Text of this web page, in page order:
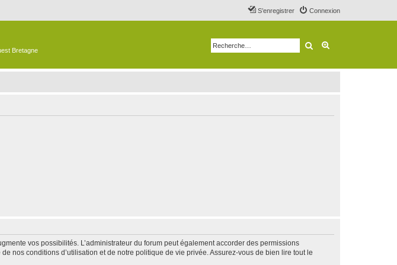
Connexion
S’enregistrer
Bretagne Rechercher
vos possibilités. L’administrateur du forum peut également accorder des permissions
nos conditions d’utilisation et de notre politique de vie privée. Assurez-vous de bien lire tout le